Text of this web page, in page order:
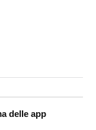
delle app